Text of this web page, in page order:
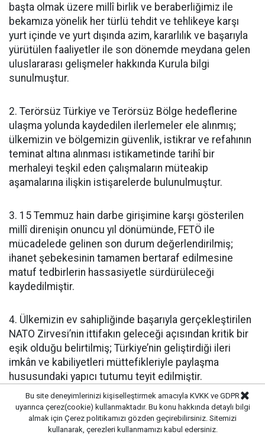
başta olmak üzere millî birlik ve beraberliğimiz ile
bekamıza yönelik her türlü tehdit ve tehlikeye karşı
yurt içinde ve yurt dışında azim, kararlılık ve başarıyla
yürütülen faaliyetler ile son dönemde meydana gelen
uluslararası gelişmeler hakkında Kurula bilgi
sunulmuştur.
2. Terörsüz Türkiye ve Terörsüz Bölge hedeflerine
ulaşma yolunda kaydedilen ilerlemeler ele alınmış;
ülkemizin ve bölgemizin güvenlik, istikrar ve refahının
teminat altına alınması istikametinde tarihî bir
merhaleyi teşkil eden çalışmaların müteakip
aşamalarına ilişkin istişarelerde bulunulmuştur.
3. 15 Temmuz hain darbe girişimine karşı gösterilen
millî direnişin onuncu yıl dönümünde, FETÖ ile
mücadelede gelinen son durum değerlendirilmiş;
ihanet şebekesinin tamamen bertaraf edilmesine
matuf tedbirlerin hassasiyetle sürdürüleceği
kaydedilmiştir.
4. Ülkemizin ev sahipliğinde başarıyla gerçekleştirilen
NATO Zirvesi’nin ittifakın geleceği açısından kritik bir
eşik olduğu belirtilmiş; Türkiye’nin geliştirdiği ileri
imkân ve kabiliyetleri müttefikleriyle paylaşma
hususundaki yapıcı tutumu teyit edilmiştir.
5. İran ve ABD arasında tekrar yaşanan çatışmaların
bölge ülkelerine ve küresel ticaret güzergâhlarına
Bu site deneyimlerinizi kişiselleştirmek amacıyla KVKK ve GDPR
uyarınca çerez(cookie) kullanmaktadır. Bu konu hakkında detaylı bilgi
almak için Çerez politikamızı gözden geçirebilirsiniz. Sitemizi
kullanarak, çerezleri kullanmamızı kabul edersiniz.